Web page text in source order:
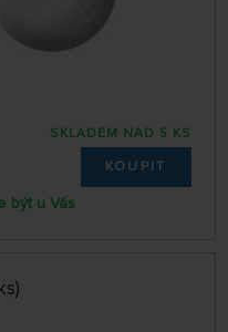
SKLADEM NAD 5 KS
KOUPIT
být u Vás